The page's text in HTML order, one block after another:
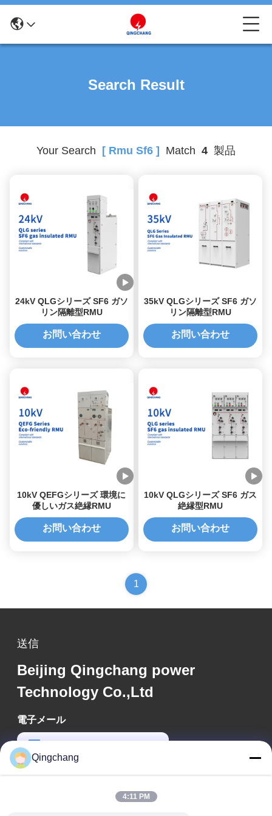
Search Result
Your Search [ Rmu Sf6 ] Match 4 製品
24kV QLGシリーズ SF6 ガソ
リン隔離型RMU
お問い合わせ
35kV QLGシリーズ SF6 ガソ
リン隔離型RMU
お問い合わせ
10kV QEFGシリーズ 環境に
優しいガス絶縁RMU
お問い合わせ
10kV QLGシリーズ SF6 ガス
絶縁型RMU
お問い合わせ
1
送信
Beijing Qingchang power
Technology Co.,Ltd
電子メール
作業時間
Qingchang
4:11 PM